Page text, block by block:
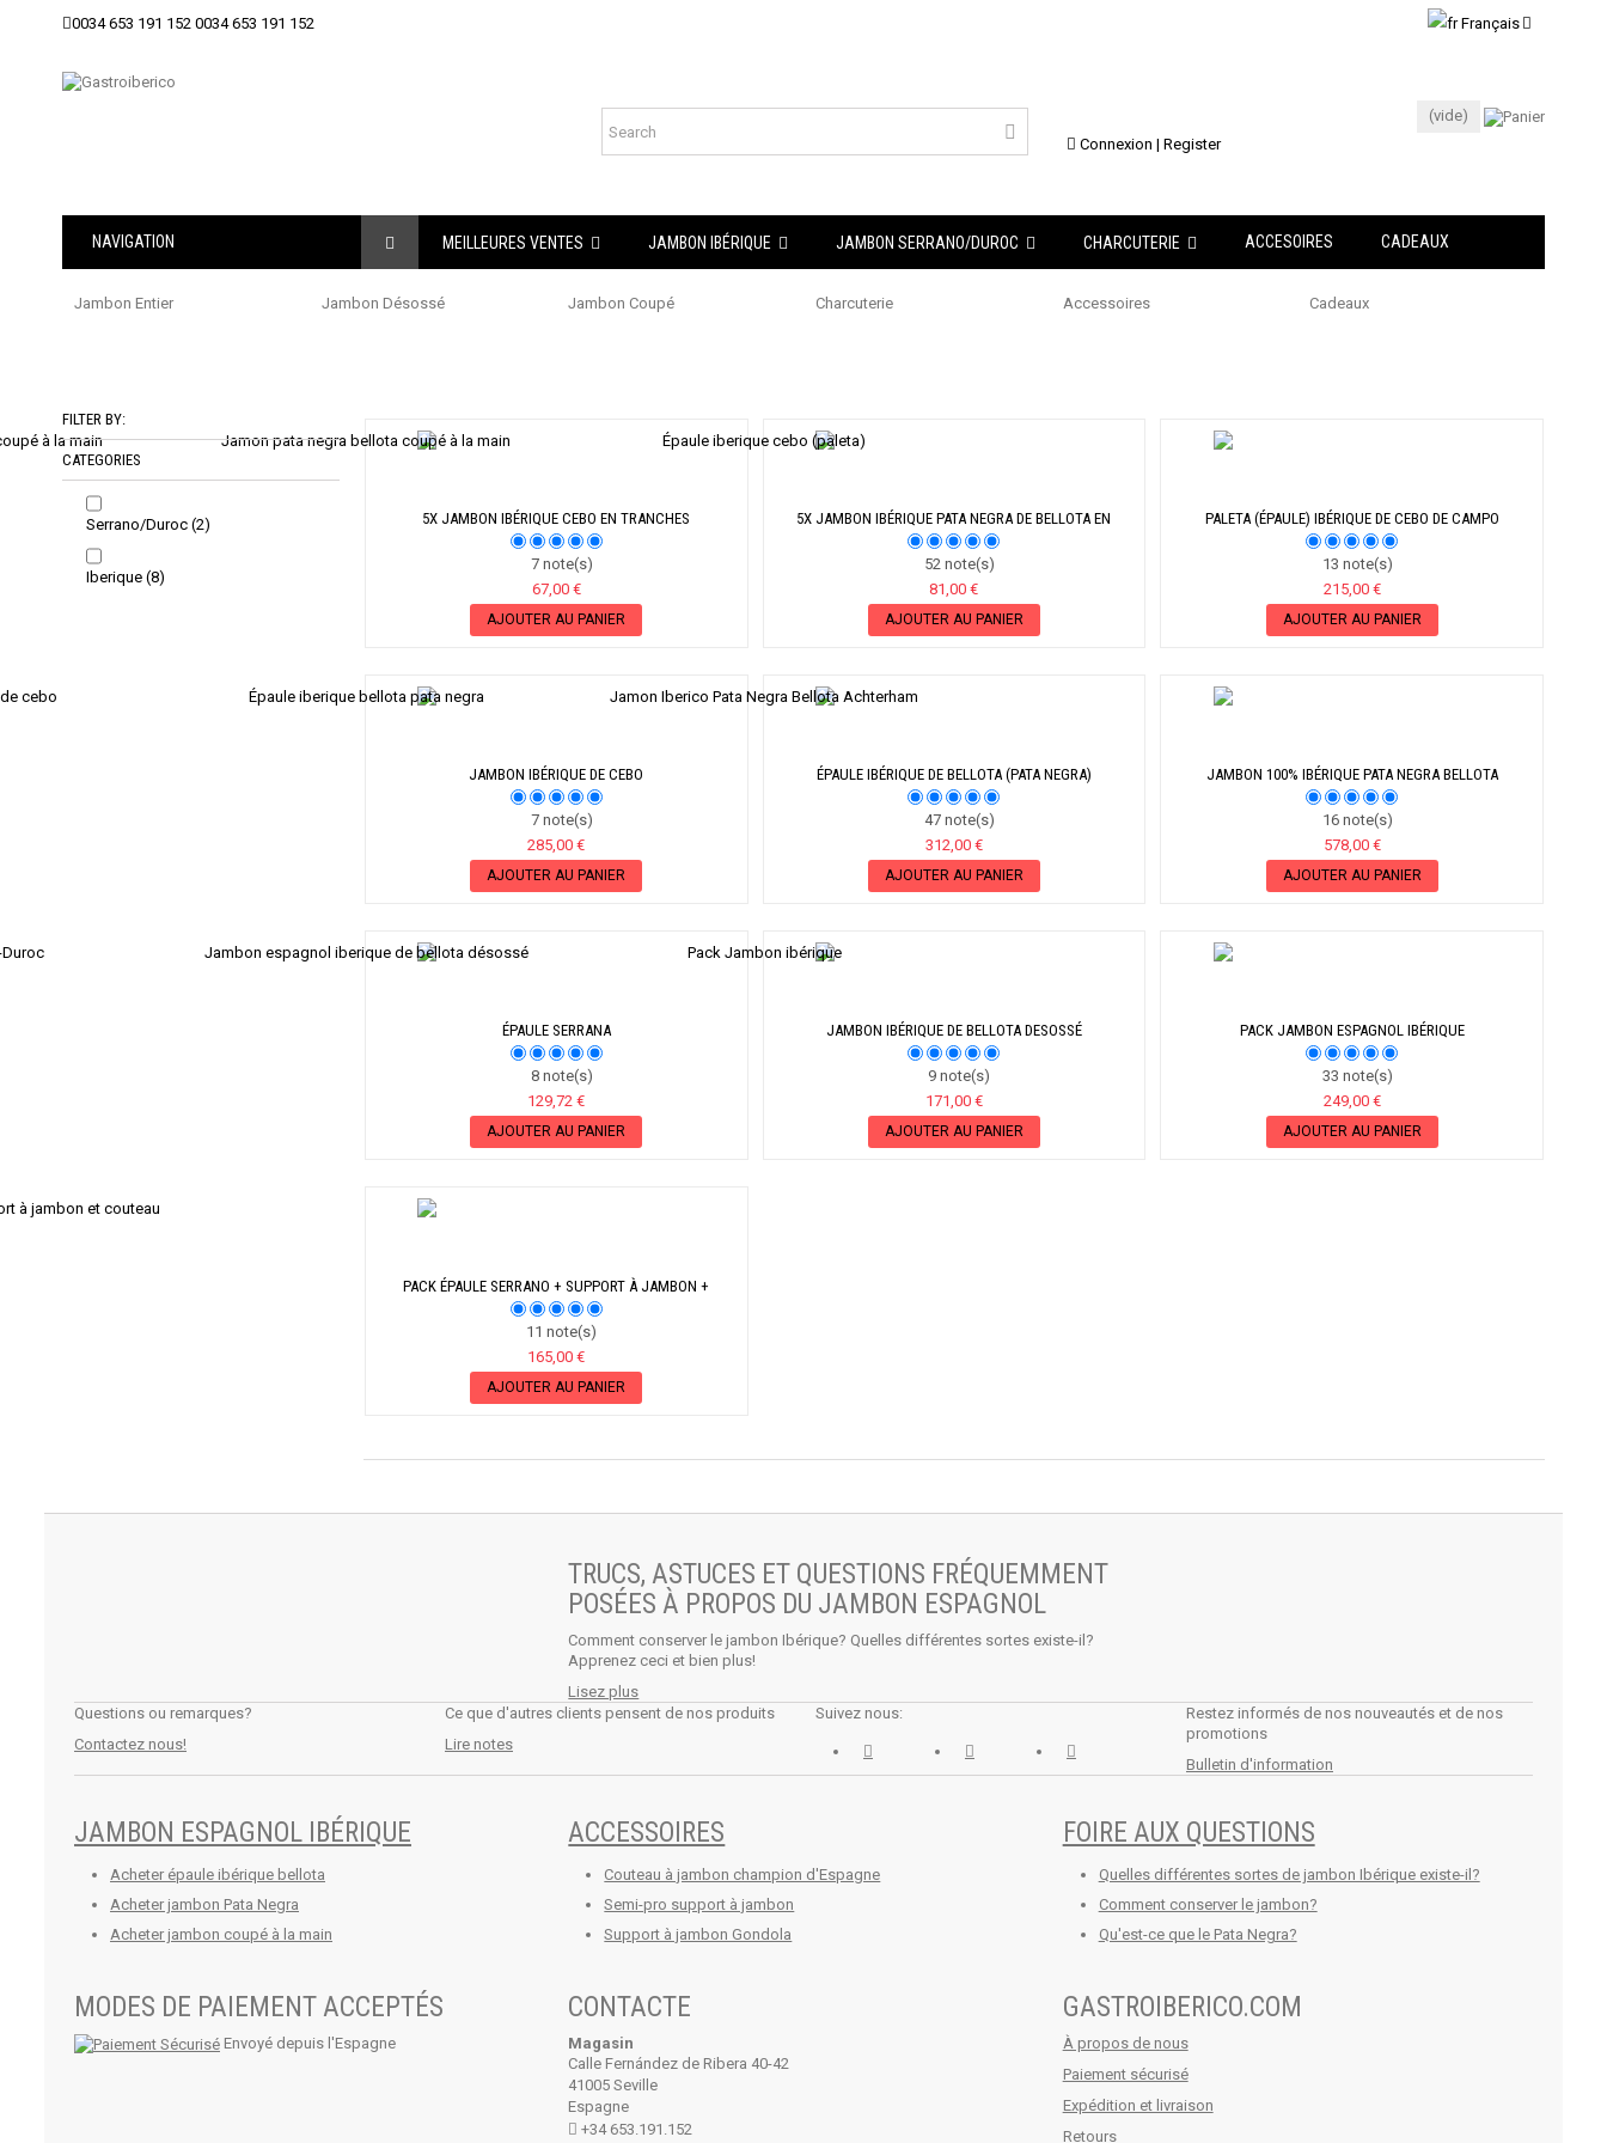
Français
0034 653 191 152 0034 653 191 152
(vide)
Connexion | Register
NAVIGATION MEILLEURES VENTES JAMBON IBÉRIQUE JAMBON SERRANO/DUROC CHARCUTERIE ACCESOIRES CADEAUX
Jambon Entier Jambon Désossé Jambon Coupé Charcuterie Accessoires Cadeaux
5X JAMBON IBÉRIQUE CEBO EN TRANCHES
7 note(s)
67,00 €
AJOUTER AU PANIER
5X JAMBON IBÉRIQUE PATA NEGRA DE BELLOTA EN
TRANCHES
52 note(s)
81,00 €
AJOUTER AU PANIER
PALETA (ÉPAULE) IBÉRIQUE DE CEBO DE CAMPO
13 note(s)
215,00 €
AJOUTER AU PANIER
JAMBON IBÉRIQUE DE CEBO
7 note(s)
285,00 €
AJOUTER AU PANIER
ÉPAULE IBÉRIQUE DE BELLOTA (PATA NEGRA)
47 note(s)
312,00 €
AJOUTER AU PANIER
JAMBON 100% IBÉRIQUE PATA NEGRA BELLOTA
16 note(s)
578,00 €
AJOUTER AU PANIER
ÉPAULE SERRANA
8 note(s)
129,72 €
AJOUTER AU PANIER
JAMBON IBÉRIQUE DE BELLOTA DESOSSÉ
9 note(s)
171,00 €
AJOUTER AU PANIER
PACK JAMBON ESPAGNOL IBÉRIQUE
33 note(s)
249,00 €
AJOUTER AU PANIER
PACK ÉPAULE SERRANO + SUPPORT À JAMBON +
COUTEAU
11 note(s)
165,00 €
AJOUTER AU PANIER
FILTER BY:
CATEGORIES
Serrano/Duroc (2)
Iberique (8)
TRUCS, ASTUCES ET QUESTIONS FRÉQUEMMENT
POSÉES À PROPOS DU JAMBON ESPAGNOL
Comment conserver le jambon Ibérique? Quelles différentes sortes existe-il?
Apprenez ceci et bien plus!
Lisez plus
Questions ou remarques?
Contactez nous!
Ce que d'autres clients pensent de nos produits
Lire notes
Suivez nous:
Restez informés de nos nouveautés et de nos
promotions
Bulletin d'information
JAMBON ESPAGNOL IBÉRIQUE
Acheter épaule ibérique bellota
Acheter jambon Pata Negra
Acheter jambon coupé à la main
ACCESSOIRES
Couteau à jambon champion d'Espagne
Semi-pro support à jambon
Support à jambon Gondola
FOIRE AUX QUESTIONS
Quelles différentes sortes de jambon Ibérique existe-il?
Comment conserver le jambon?
Qu'est-ce que le Pata Negra?
MODES DE PAIEMENT ACCEPTÉS
Envoyé depuis l'Espagne
CONTACTE
Magasin
Calle Fernández de Ribera 40-42
41005 Seville
Espagne
+34 653.191.152
GASTROIBERICO.COM
À propos de nous
Paiement sécurisé
Expédition et livraison
Retours